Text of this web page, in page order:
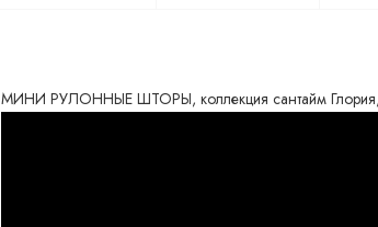
МИНИ РУЛОННЫЕ ШТОРЫ, коллекция сантайм Глория,